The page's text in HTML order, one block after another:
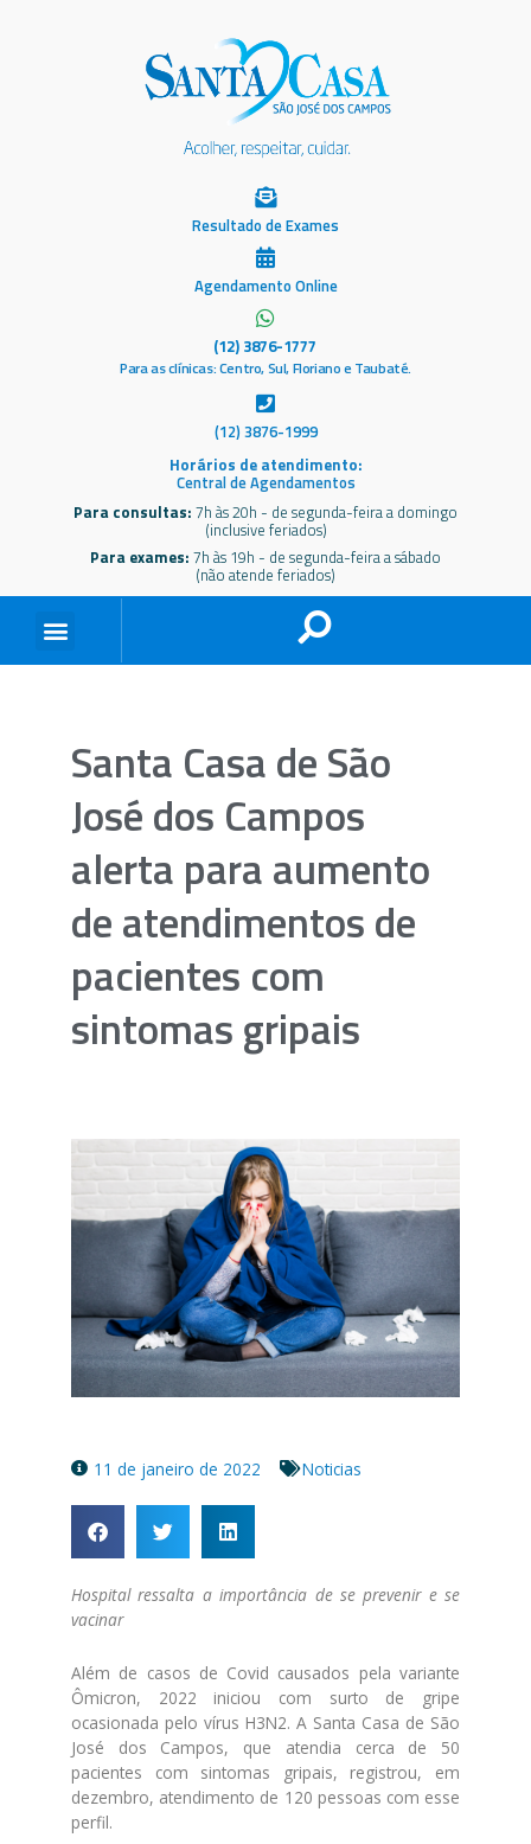
Resultado de Exames
Agendamento Online
(12) 3876-1777
Para as clínicas: Centro, Sul, Floriano e Taubaté.
(12) 3876-1999
Horários de atendimento:
Central de Agendamentos
Para consultas: 7h às 20h - de segunda-feira a domingo
(inclusive feriados)
Para exames: 7h às 19h - de segunda-feira a sábado
(não atende feriados)
Santa Casa de São
José dos Campos
alerta para aumento
de atendimentos de
pacientes com
sintomas gripais
11 de janeiro de 2022 Noticias
Hospital ressalta a importância de se prevenir e se
vacinar
Além de casos de Covid causados pela variante
Ômicron, 2022 iniciou com surto de gripe
ocasionada pelo vírus H3N2. A Santa Casa de São
José dos Campos, que atendia cerca de 50
pacientes com sintomas gripais, registrou, em
dezembro, atendimento de 120 pessoas com esse
perfil.